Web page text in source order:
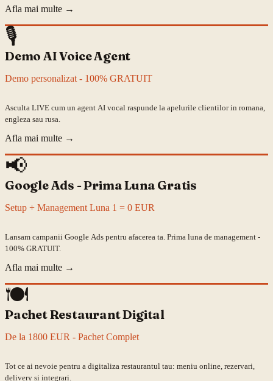
Afla mai multe →
🎙️
Demo AI Voice Agent
Demo personalizat - 100% GRATUIT
Asculta LIVE cum un agent AI vocal raspunde la apelurile clientilor in romana,
engleza sau rusa.
Afla mai multe →
📢
Google Ads - Prima Luna Gratis
Setup + Management Luna 1 = 0 EUR
Lansam campanii Google Ads pentru afacerea ta. Prima luna de management -
100% GRATUIT.
Afla mai multe →
🍽️
Pachet Restaurant Digital
De la 1800 EUR - Pachet Complet
Tot ce ai nevoie pentru a digitaliza restaurantul tau: meniu online, rezervari,
delivery si integrari.